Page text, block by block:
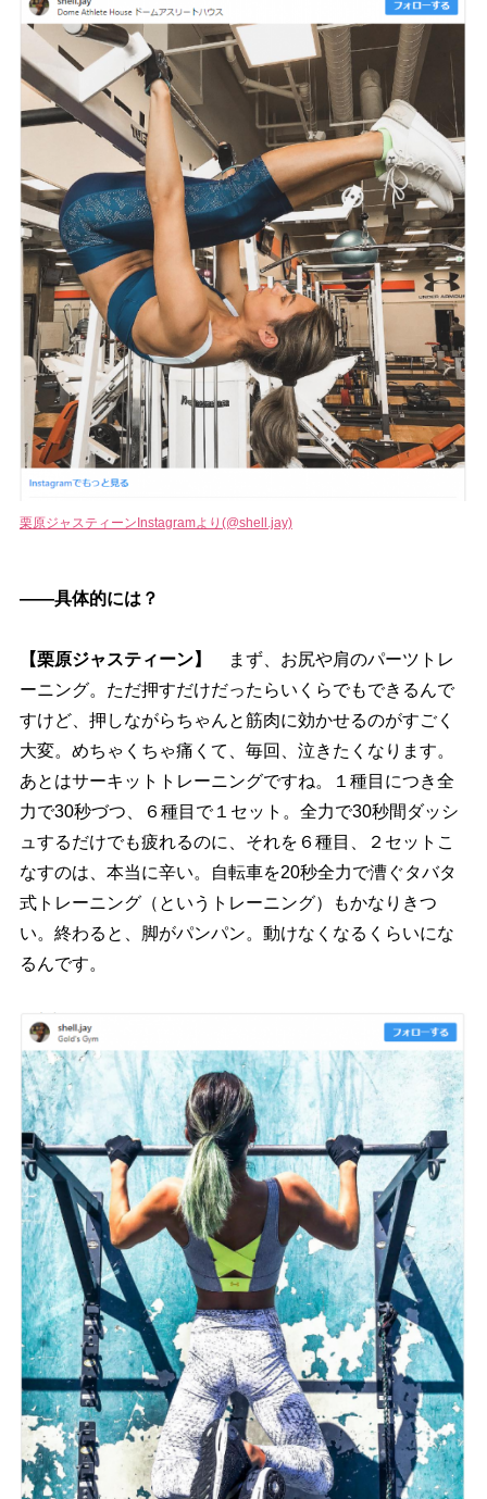
栗原ジャスティーンInstagramより(@shell.jay)
――具体的には？
【栗原ジャスティーン】
まず、お尻や肩のパーツトレ
ーニング。ただ押すだけだったらいくらでもできるんで
すけど、押しながらちゃんと筋肉に効かせるのがすごく
大変。めちゃくちゃ痛くて、毎回、泣きたくなります。
あとはサーキットトレーニングですね。１種目につき全
力で30秒づつ、６種目で１セット。全力で30秒間ダッシ
ュするだけでも疲れるのに、それを６種目、２セットこ
なすのは、本当に辛い。自転車を20秒全力で漕ぐタバタ
式トレーニング（というトレーニング）もかなりきつ
い。終わると、脚がパンパン。動けなくなるくらいにな
るんです。